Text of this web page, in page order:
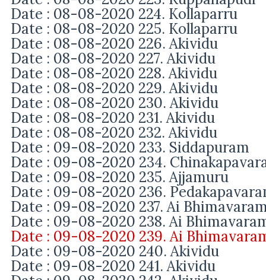
Date : 08-08-2020 224. Kollaparru
Date : 08-08-2020 225. Kollaparru
Date : 08-08-2020 226. Akividu
Date : 08-08-2020 227. Akividu
Date : 08-08-2020 228. Akividu
Date : 08-08-2020 229. Akividu
Date : 08-08-2020 230. Akividu
Date : 08-08-2020 231. Akividu
Date : 08-08-2020 232. Akividu
Date : 09-08-2020 233. Siddapuram
Date : 09-08-2020 234.
Date : 09-08-2020 235. Ajjamuru
Date : 09-08-2020 236.
Date : 09-08-2020 237. Ai
Date : 09-08-2020 238. Ai
Date : 09-08-2020 239. Ai
Date : 09-08-2020 240. Akividu
Date : 09-08-2020 241. Akividu